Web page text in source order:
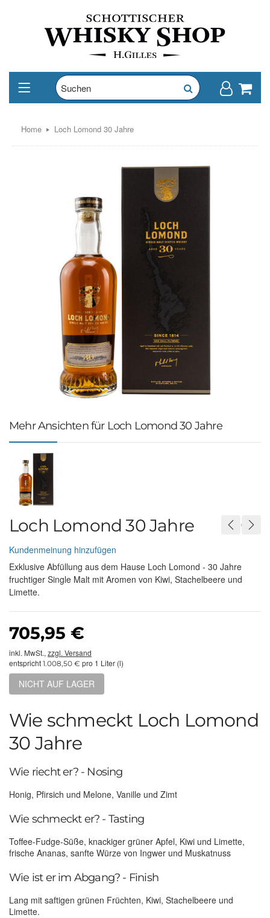
Home Loch Lomond 30 Jahre
Mehr Ansichten für Loch Lomond 30 Jahre
Loch Lomond 30 Jahre
Kundenmeinung hinzufügen
Exklusive Abfüllung aus dem Hause Loch Lomond - 30 Jahre
fruchtiger Single Malt mit Aromen von Kiwi, Stachelbeere und
Limette.
705,95 €
inkl. MwSt., zzgl. Versand
entspricht 1.008,50 € pro 1 Liter (l)
NICHT AUF LAGER
Wie schmeckt Loch Lomond
30 Jahre
Wie riecht er? - Nosing
Honig, Pfirsich und Melone, Vanille und Zimt
Wie schmeckt er? - Tasting
Toffee-Fudge-Süße, knackiger grüner Apfel, Kiwi und Limette,
frische Ananas, sanfte Würze von Ingwer und Muskatnuss
Wie ist er im Abgang? - Finish
Lang mit saftigen grünen Früchten, Kiwi, Stachelbeere und
Limette.